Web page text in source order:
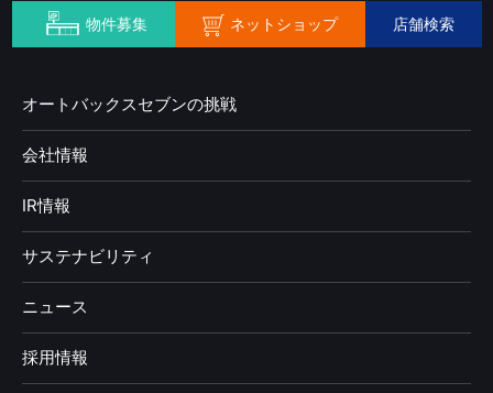
物件募集 ネットショップ 店舗検索
オートバックスセブンの挑戦
会社情報
IR情報
サステナビリティ
ニュース
採用情報